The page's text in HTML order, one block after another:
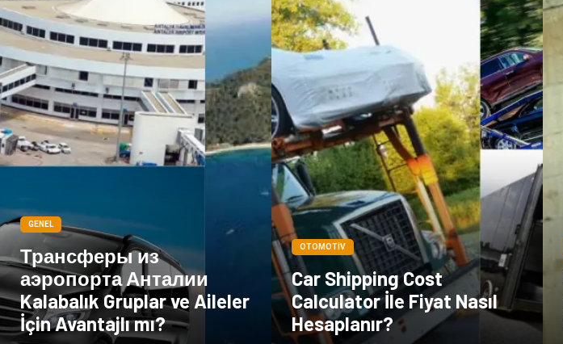
GENEL
Трансферы из
аэропорта Анталии
Kalabalık Gruplar ve Aileler
İçin Avantajlı mı?
OTOMOTIV
Car Shipping Cost
Calculator İle Fiyat Nasıl
Hesaplanır?